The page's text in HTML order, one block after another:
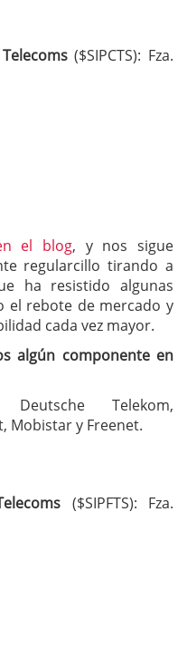
($SIPCTS): Fza.
el blog, y nos sigue
regularcillo tirando a
ha resistido algunas
el rebote de mercado y
cada vez mayor.
algún componente en
Telekom,
Mobistar y Freenet.
($SIPFTS): Fza.